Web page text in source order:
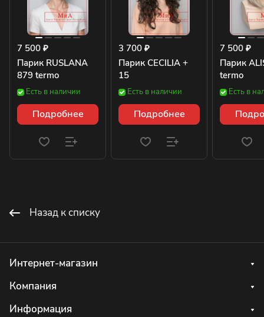
7 500 ₽
Парик RUSLANA
879 termo
Есть в наличии
Подробнее
3 700 ₽
Парик CECILIA +
15
Есть в наличии
Подробнее
7 500 ₽
Парик
termo
Есть в
Назад к списку
Интернет-магазин
Компания
Информация